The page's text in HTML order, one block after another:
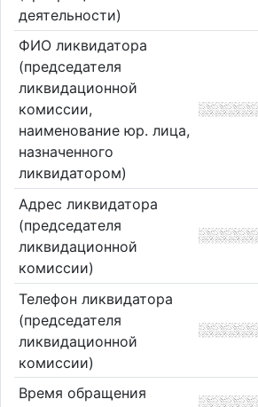
деятельности)
ФИО ликвидатора
(председателя
ликвидационной
комиссии,
наименование юр. лица,
назначенного
ликвидатором)
Адрес ликвидатора
(председателя
ликвидационной
комиссии)
Телефон ликвидатора
(председателя
ликвидационной
комиссии)
Время обращения